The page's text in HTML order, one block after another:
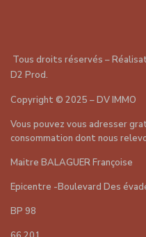
Tous droits réservés –
D2 Prod.
Copyright© 2025 – DV IMMO
Vous pouvez vous adresser
consommation dont nous
Maitre BALAGUER Françoise
Epicentre -Boulevard Des
BP 98